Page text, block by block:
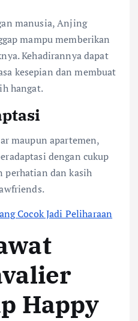
manusia, Anjing
mampu memberikan
Kehadirannya dapat
kesepian dan membuat
hangat.
maupun apartemen,
dengan cukup
perhatian dan kasih
Cocok Jadi Peliharaan
Happy